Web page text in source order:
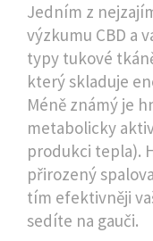
Jedním z
výzkumu CBD a
typy tukové
který skladuje
Méně známý je
metabolicky
produkci tepla).
přirozený
tím efektivněji
sedíte na gauči.